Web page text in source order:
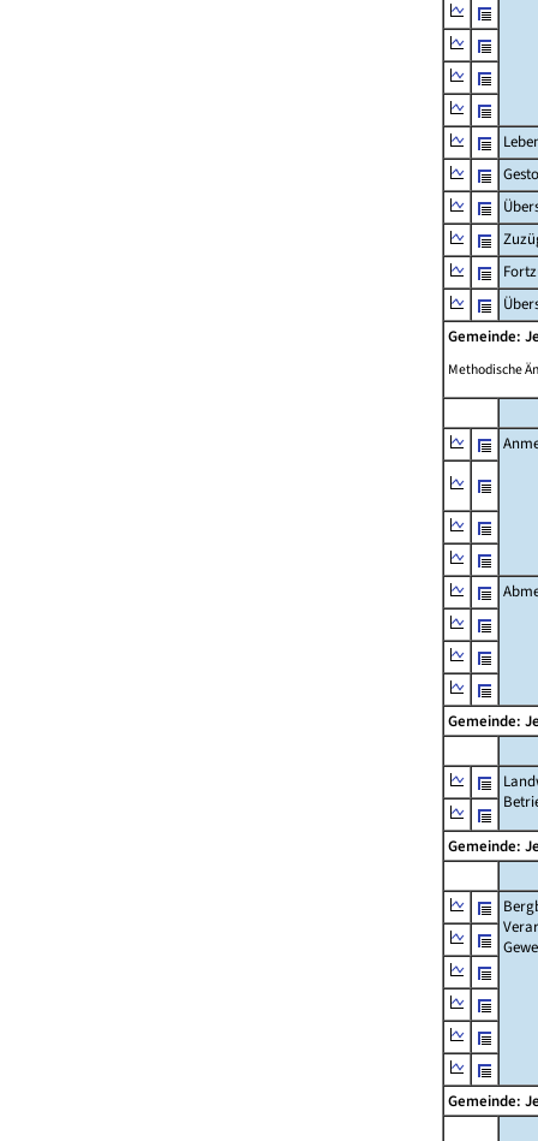
Gemeinde:
Methodische
Gemeinde:
Gemeinde:
Gemeinde: